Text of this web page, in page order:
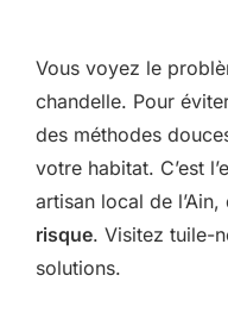
Vous voyez le
chandelle. Pour
des méthodes
votre habitat. C’est
artisan local de
risque. Visitez tuile-
solutions.